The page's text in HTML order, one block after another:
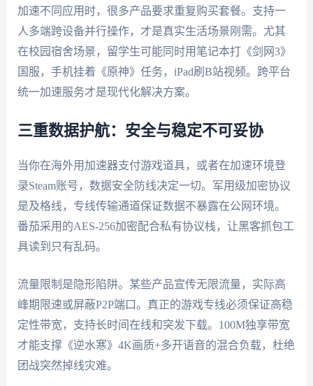
加速不同应用时，很多产品要求重复购买套餐。支持一
人多端跨设备并行操作，才是真实生活场景刚需。尤其
在校园宿舍场景，留学生可能同时用笔记本打《剑网3》
国服，手机挂着《原神》任务，iPad刷B站视频。跨平台
统一加速服务才是现代化解决方案。
三重数据护航：安全与稳定不可妥协
当你在海外用加速器支付游戏道具，或者在加速环境登
录Steam账号，数据安全防线决定一切。军用级加密协议
是及格线，专线传输通道保证数据不暴露在公网环境。
番茄采用的AES-256加密配合私有协议栈，让黑客抓包工
具读到只有乱码。
流量限制是隐形陷阱。某些产品宣传无限流量，实际高
峰期限速或屏蔽P2P端口。真正的游戏专线必须保证高稳
定性带宽，支持长时间在线和突发下载。100M独享带宽
才能支撑《逆水寒》4K画质+多开语音的混合负载，杜绝
团战突然掉线灾难。